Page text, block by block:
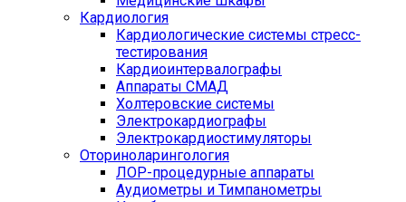
Кардиология
Кардиологические системы стресс-
тестирования
Кардиоинтервалографы
Аппараты СМАД
Холтеровские системы
Электрокардиографы
Электрокардиостимуляторы
Оториноларингология
ЛОР-процедурные аппараты
Аудиометры и Тимпанометры